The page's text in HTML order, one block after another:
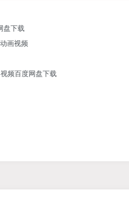
盘下载
画视频
频百度网盘下载